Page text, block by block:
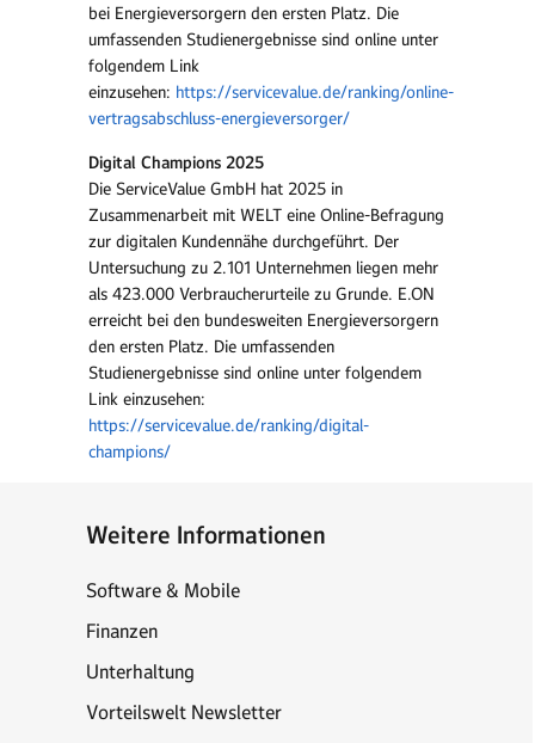
bei Energieversorgern den ersten Platz. Die
umfassenden Studienergebnisse sind online unter
folgendem Link
einzusehen: https://servicevalue.de/ranking/online-
vertragsabschluss-energieversorger/
Digital Champions 2025
Die ServiceValue GmbH hat 2025 in
Zusammenarbeit mit WELT eine Online-Befragung
zur digitalen Kundennähe durchgeführt. Der
Untersuchung zu 2.101 Unternehmen liegen mehr
als 423.000 Verbraucherurteile zu Grunde. E.ON
erreicht bei den bundesweiten Energieversorgern
den ersten Platz. Die umfassenden
Studienergebnisse sind online unter folgendem
Link einzusehen:
https://servicevalue.de/ranking/digital-
champions/
Weitere Informationen
Software & Mobile
Finanzen
Unterhaltung
Vorteilswelt Newsletter